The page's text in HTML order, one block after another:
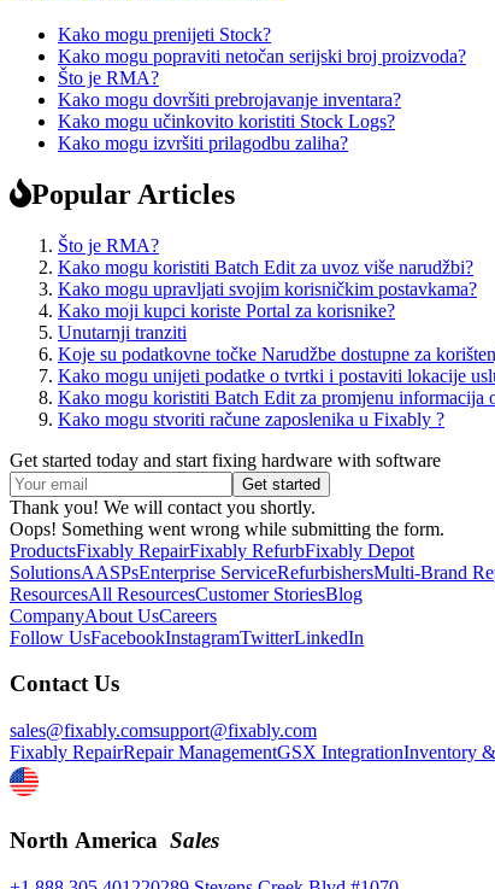
Kako mogu prenijeti Stock?
Kako mogu popraviti netočan serijski broj proizvoda?
Što je RMA?
Kako mogu dovršiti prebrojavanje inventara?
Kako mogu učinkovito koristiti Stock Logs?
Kako mogu izvršiti prilagodbu zaliha?
Popular Articles
Što je RMA?
Kako mogu koristiti Batch Edit za uvoz više narudžbi?
Kako mogu upravljati svojim korisničkim postavkama?
Kako moji kupci koriste Portal za korisnike?
Unutarnji tranziti
Koje su podatkovne točke Narudžbe dostupne za
Kako mogu unijeti podatke o tvrtki i postaviti lokacije
Kako mogu koristiti Batch Edit za promjenu informacija
Kako mogu stvoriti račune zaposlenika u Fixably ?
Get started today and start fixing hardware with software
Thank you! We will contact you shortly.
Oops! Something went wrong while submitting the form.
ProductsFixably RepairFixably RefurbFixably Depot
SolutionsAASPsEnterprise ServiceRefurbishersMulti-Brand
ResourcesAll ResourcesCustomer StoriesBlog
CompanyAbout UsCareers
Follow UsFacebookInstagramTwitterLinkedIn
Contact Us
sales@fixably.comsupport@fixably.com
Fixably RepairRepair ManagementGSX IntegrationInventory
North America Sales